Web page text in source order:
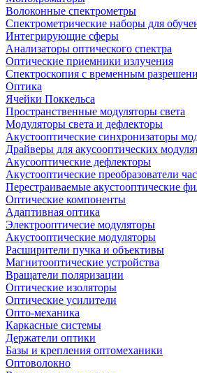
Волоконные спектрометры
Спектрометрические наборы для
Интегрирующие сферы
Анализаторы оптического спектра
Оптические приемники излучения
Спектроскопия с временным
Оптика
Ячейки Поккельса
Пространственные модуляторы света
Модуляторы света и дефлекторы
Акустооптические синхронизаторы
Драйверы для акусооптических
Акусооптические дефлекторы
Акустооптические преобразователи
Перестраиваемые акустооптические
Оптические компоненты
Адаптивная оптика
Электрооптичесие модуляторы
Акустооптические модуляторы
Расширители пучка и объективы
Магнитооптические устройства
Вращатели поляризации
Оптические изоляторы
Оптические усилители
Опто-механика
Каркасные системы
Держатели оптики
Базы и крепления оптомеханики
Оптоволокно